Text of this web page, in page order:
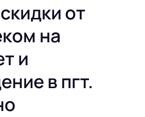
от
на
и
в пгт.